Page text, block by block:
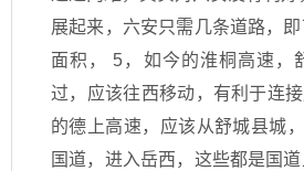
展起来，六安只需几条道路，
面积， 5，如今的淮桐高速，
过，应该往西移动，有利于连
的德上高速，应该从舒城县城
国道，进入岳西，这些都是国道